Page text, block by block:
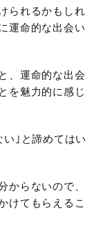
られるかもしれ
運命的な出会い
、運命的な出会
を魅力的に感じ
｣と諦めてはい
からないので、
けてもらえるこ